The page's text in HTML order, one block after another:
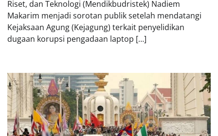
Riset, dan Teknologi (Mendikbudristek) Nadiem
Makarim menjadi sorotan publik setelah mendatangi
Kejaksaan Agung (Kejagung) terkait penyelidikan
dugaan korupsi pengadaan laptop […]